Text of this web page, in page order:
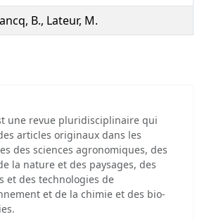
B., Lateur, M.
une revue pluridisciplinaire qui
articles originaux dans les
des sciences agronomiques, des
la nature et des paysages, des
et des technologies de
et de la chimie et des bio-